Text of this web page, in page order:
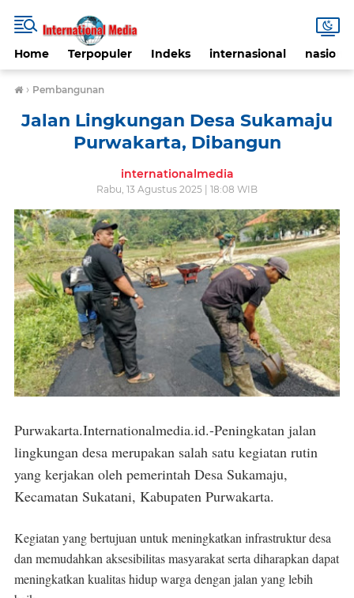
Home Terpopuler Indeks internasional nasional
› Pembangunan
Jalan Lingkungan Desa Sukamaju
Purwakarta, Dibangun
internationalmedia
Rabu, 13 Agustus 2025 | 18:08 WIB
Purwakarta.Internationalmedia.id.-Peningkatan jalan
lingkungan desa merupakan salah satu kegiatan rutin
yang kerjakan oleh pemerintah Desa Sukamaju,
Kecamatan Sukatani, Kabupaten Purwakarta.
Kegiatan yang bertujuan untuk meningkatkan infrastruktur desa
dan memudahkan aksesibilitas masyarakat serta diharapkan dapat
meningkatkan kualitas hidup warga dengan jalan yang lebih